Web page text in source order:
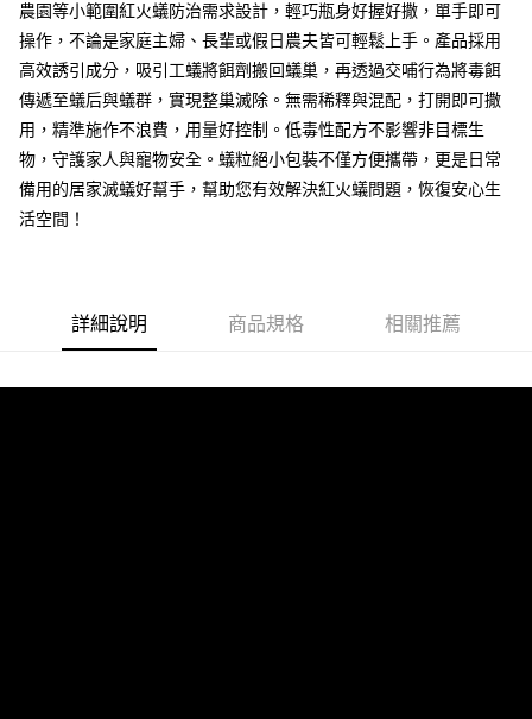
購買商品的店家。未經商家同意取消之訂單仍視為有效，需透過AFTEE先享
後付繳納相關費用。
是否繳費成功／繳費後需取消欲退款等相關疑問，請聯繫「AFTEE先享後付
客戶支援中心」https://netprotections.freshdesk.com/support/home
【注意事項】
１．透過由恩沛科技股份有限公司提供之「AFTEE先享後付」服務完成之交
易，需依本服務之必要範圍內提供個人資料，並將交易相關給付款項請求債
２．關於個人資料處理事宜，請瀏覽以下網址：
４．使用「AFTEE先享後付」時，將依據個別帳號之用戶狀況，依本公司即
時審查核予不同之上限額度；若仍有額度不足之情形，本公司將視審查結果
每筆NT$60，滿NT$499(含以上)免運費
農園等小範圍紅火蟻防治需求設計，輕巧瓶身好握好撒，單手即可
操作，不論是家庭主婦、長輩或假日農夫皆可輕鬆上手。產品採用
高效誘引成分，吸引工蟻將餌劑搬回蟻巢，再透過交哺行為將毒餌
傳遞至蟻后與蟻群，實現整巢滅除。無需稀釋與混配，打開即可撒
用，精準施作不浪費，用量好控制。低毒性配方不影響非目標生
物，守護家人與寵物安全。蟻粒絕小包裝不僅方便攜帶，更是日常
備用的居家滅蟻好幫手，幫助您有效解決紅火蟻問題，恢復安心生
活空間！
詳細說明 商品規格 相關推薦